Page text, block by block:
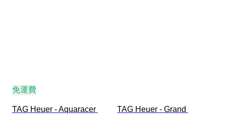
免運費
TAG Heuer - Aquaracer
TAG Heuer - Grand